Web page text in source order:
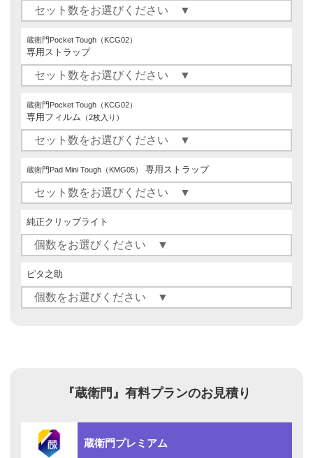
蔵衛門Pocket Tough（KCG02）
専用ストラップ
蔵衛門Pocket Tough（KCG02）
専用フィルム （2枚入り）
蔵衛門Pad Mini Tough（KMG05） 専用ストラップ
純正クリップライト
ピタ之助
『蔵衛門』 有料プランのお見積り
蔵衛門プレミアム